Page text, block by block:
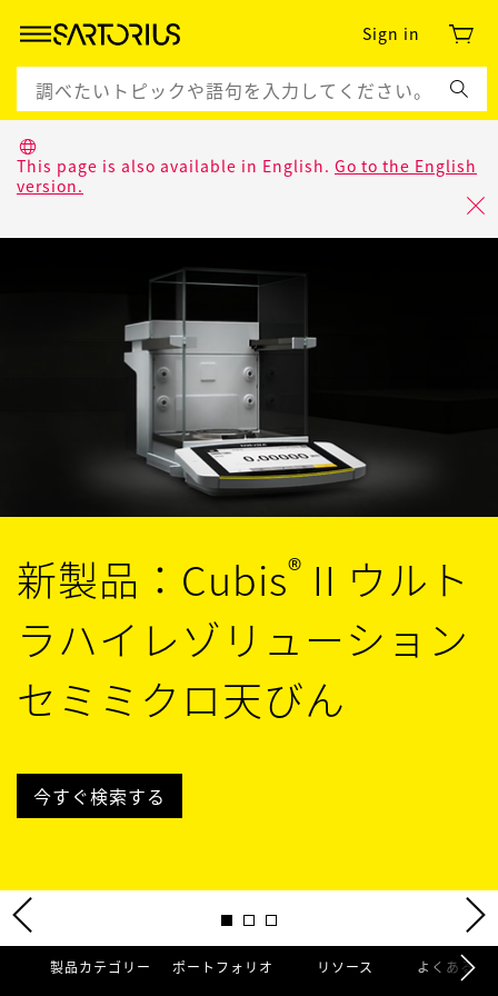
Sign in
This page is also available in English. Go to the English
version.
新製品：Cubis® II ウルト
ラハイレゾリューション
セミミクロ天びん
今すぐ検索する
製品カテゴリー ポートフォリオ リソース よくあるご